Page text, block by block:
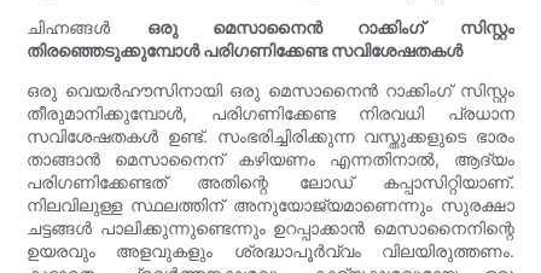
ചിഹ്നങ്ങൾ ഒരു മെസാനൈൻ റാക്കിംഗ് സിസ്റ്റം
തിരഞ്ഞെടുക്കുമ്പോൾ പരിഗണിക്കേണ്ട സവിശേഷതകൾ
ഒരു വെയർഹൗസിനായി ഒരു മെസാനൈൻ റാക്കിംഗ് സിസ്റ്റം
തീരുമാനിക്കുമ്പോൾ, പരിഗണിക്കേണ്ട നിരവധി പ്രധാന
സവിശേഷതകൾ ഉണ്ട്. സംഭരിച്ചിരിക്കുന്ന വസ്തുക്കളുടെ ഭാരം
താങ്ങാൻ മെസാനൈന് കഴിയണം എന്നതിനാൽ, ആദ്യം
പരിഗണിക്കേണ്ടത് അതിന്റെ ലോഡ് കപ്പാസിറ്റിയാണ്.
നിലവിലുള്ള സ്ഥലത്തിന് അനുയോജ്യമാണെന്നും സുരക്ഷാ
ചട്ടങ്ങൾ പാലിക്കുന്നുണ്ടെന്നും ഉറപ്പാക്കാൻ മെസാനൈനിന്റെ
ഉയരവും അളവുകളും ശ്രദ്ധാപൂർവ്വം വിലയിരുത്തണം.